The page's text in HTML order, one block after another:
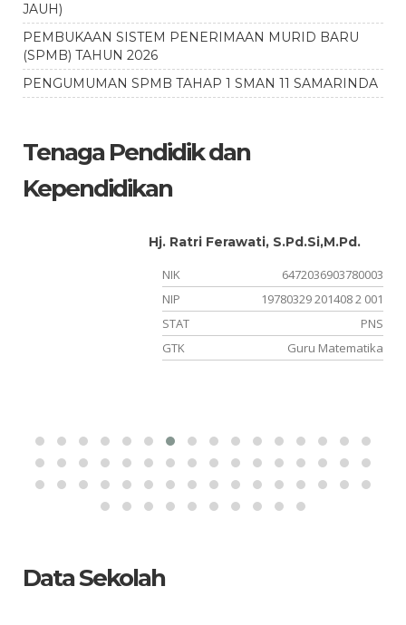
JAUH)
PEMBUKAAN SISTEM PENERIMAAN MURID BARU
(SPMB) TAHUN 2026
PENGUMUMAN SPMB TAHAP 1 SMAN 11 SAMARINDA
Tenaga Pendidik dan
Kependidikan
Hj. Ratri Ferawati, S.Pd.Si,M.Pd.
NIK
6472036903780003
NIP
19780329 201408 2 001
STAT
PNS
GTK
Guru Matematika
Data Sekolah